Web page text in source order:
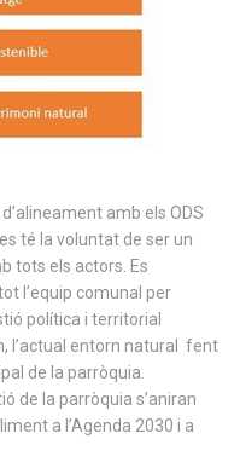
amb els ODS
té la voluntat de ser un
tots els actors. Es
l’equip comunal per
política i territorial
l’actual entorn natural fent
de la parròquia.
de la parròquia s’aniran
a l’Agenda 2030 i a